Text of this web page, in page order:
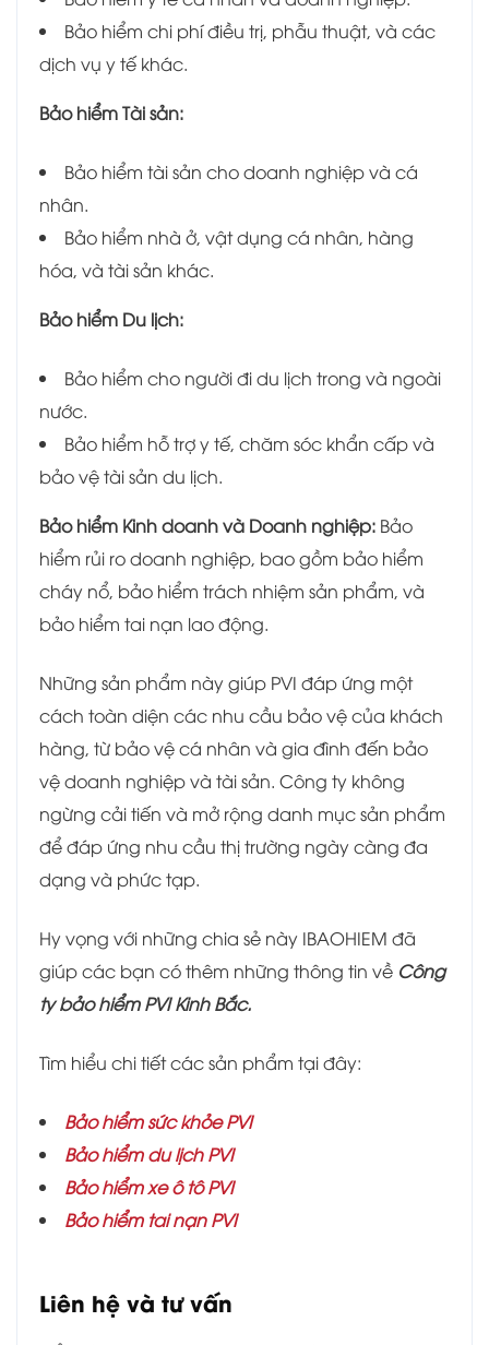
Bảo hiểm chi phí điều trị, phẫu thuật, và các
dịch vụ y tế khác.
Bảo hiểm Tài sản:
Bảo hiểm tài sản cho doanh nghiệp và cá
nhân.
Bảo hiểm nhà ở, vật dụng cá nhân, hàng
hóa, và tài sản khác.
Bảo hiểm Du lịch:
Bảo hiểm cho người đi du lịch trong và ngoài
nước.
Bảo hiểm hỗ trợ y tế, chăm sóc khẩn cấp và
bảo vệ tài sản du lịch.
Bảo hiểm Kinh doanh và Doanh nghiệp: Bảo
hiểm rủi ro doanh nghiệp, bao gồm bảo hiểm
cháy nổ, bảo hiểm trách nhiệm sản phẩm, và
bảo hiểm tai nạn lao động.
Những sản phẩm này giúp PVI đáp ứng một
cách toàn diện các nhu cầu bảo vệ của khách
hàng, từ bảo vệ cá nhân và gia đình đến bảo
vệ doanh nghiệp và tài sản. Công ty không
ngừng cải tiến và mở rộng danh mục sản phẩm
để đáp ứng nhu cầu thị trường ngày càng đa
dạng và phức tạp.
Hy vọng với những chia sẻ này IBAOHIEM đã
giúp các bạn có thêm những thông tin về Công
ty bảo hiểm PVI Kinh Bắc.
Tìm hiểu chi tiết các sản phẩm tại đây:
Bảo hiểm sức khỏe PVI
Bảo hiểm du lịch PVI
Bảo hiểm xe ô tô PVI
Bảo hiểm tai nạn PVI
Liên hệ và tư vấn